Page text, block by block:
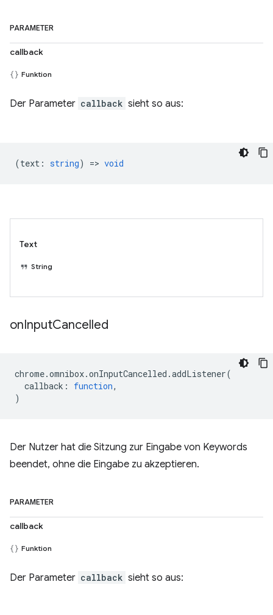
PARAMETER
callback
Funktion
Der Parameter callback sieht so aus:
(text : string) => void
Text
String
onInputCancelled
chrome.omnibox.onInputCancelled .addListener(
callback : function,
)
Der Nutzer hat die Sitzung zur Eingabe von Keywords
beendet, ohne die Eingabe zu akzeptieren.
PARAMETER
callback
Funktion
Der Parameter callback sieht so aus: